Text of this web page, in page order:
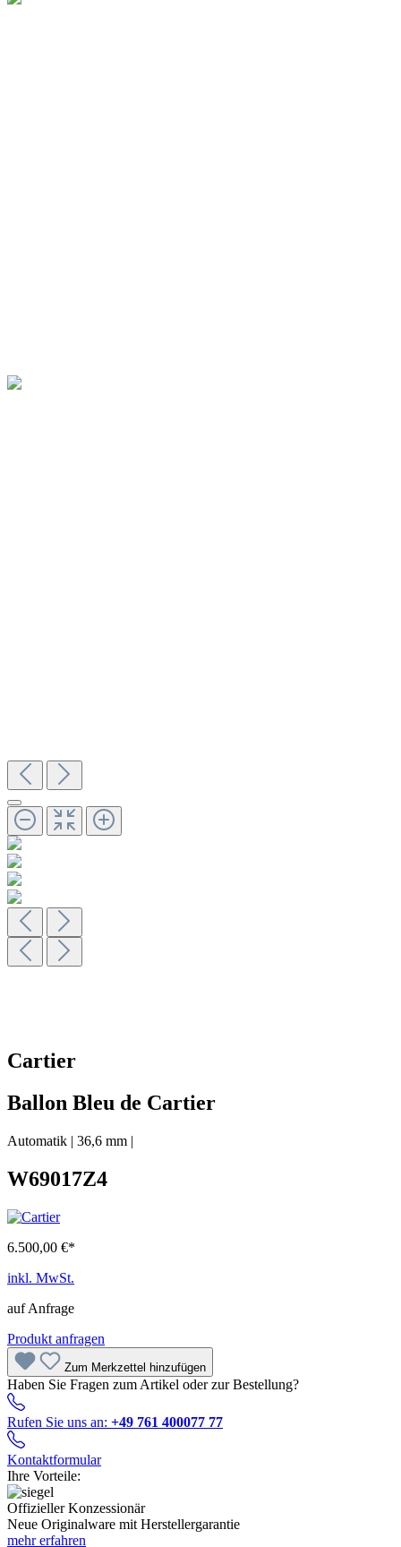
Cartier
Ballon Bleu de Cartier
Automatik | 36,6 mm |
W69017Z4
6.500,00 €*
inkl. MwSt.
auf Anfrage
Produkt anfragen
Zum Merkzettel hinzufügen
Haben Sie Fragen zum Artikel oder zur Bestellung?
Rufen Sie uns an: +49 761 400077 77
Kontaktformular
Ihre Vorteile:
Offizieller Konzessionär
Neue Originalware mit Herstellergarantie
mehr erfahren